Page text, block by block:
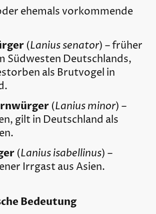
ehemals vorkommende
(Lanius senator) – früher
Südwesten Deutschlands,
als Brutvogel in
(Lanius minor) –
gilt in Deutschland als
(Lanius isabellinus) –
Irrgast aus Asien.
Bedeutung